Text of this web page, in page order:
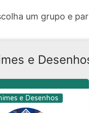
um grupo e
e
e Desenhos